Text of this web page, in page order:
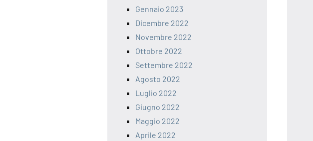
Gennaio 2023
Dicembre 2022
Novembre 2022
Ottobre 2022
Settembre 2022
Agosto 2022
Luglio 2022
Giugno 2022
Maggio 2022
Aprile 2022